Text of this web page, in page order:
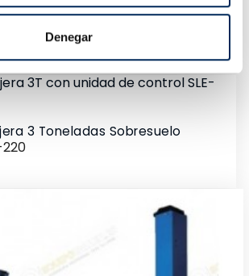
Denegar
2.5 Toneladas
3 Toneladas Sobresuelo
220